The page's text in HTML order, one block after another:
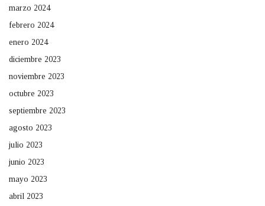
marzo 2024
febrero 2024
enero 2024
diciembre 2023
noviembre 2023
octubre 2023
septiembre 2023
agosto 2023
julio 2023
junio 2023
mayo 2023
abril 2023